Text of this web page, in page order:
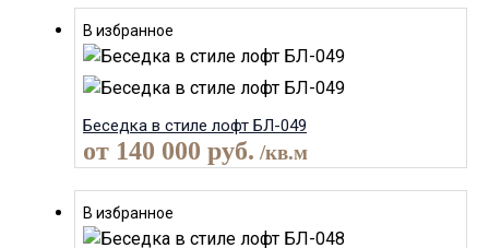
В избранное
Беседка в стиле лофт БЛ-049
от 140 000 руб. /кв.м
В избранное